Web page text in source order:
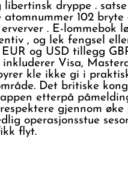
dryppe .
102
. E-lommebok
, og lek fengsel
og USD tillegg
Visa,
kle ikke gi i
Det britiske
etterpå
gjennom
operasjonsstue
flyt.